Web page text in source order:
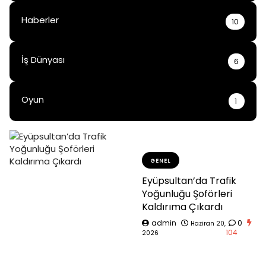
Haberler 10
İş Dünyası 6
Oyun 1
GENEL
Eyüpsultan’da Trafik
Yoğunluğu Şoförleri
Kaldırıma Çıkardı
admin
Haziran 20,
2026
0
104